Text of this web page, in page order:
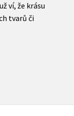
ví, že krásu
tvarů či